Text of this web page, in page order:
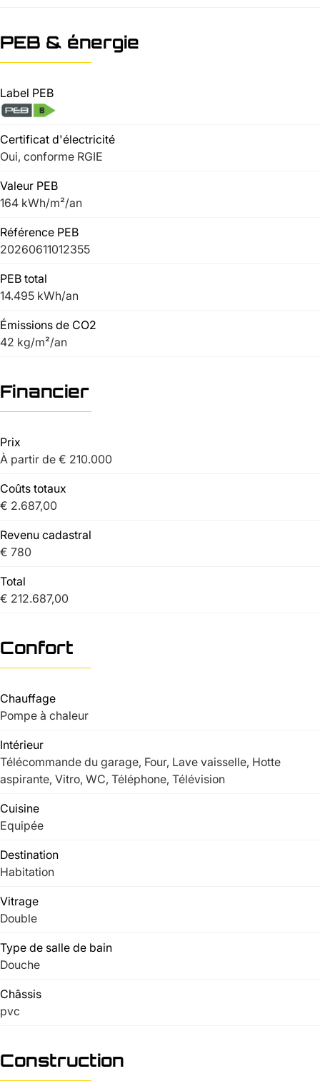
PEB & énergie
Label PEB
Certificat d'électricité
Oui, conforme RGIE
Valeur PEB
164 kWh/m²/an
Référence PEB
20260611012355
PEB total
14.495 kWh/an
Émissions de CO2
42 kg/m²/an
Financier
Prix
À partir de € 210.000
Coûts totaux
€ 2.687,00
Revenu cadastral
€ 780
Total
€ 212.687,00
Confort
Chauffage
Pompe à chaleur
Intérieur
Télécommande du garage, Four, Lave vaisselle, Hotte
aspirante, Vitro, WC, Téléphone, Télévision
Cuisine
Equipée
Destination
Habitation
Vitrage
Double
Type de salle de bain
Douche
Châssis
pvc
Construction